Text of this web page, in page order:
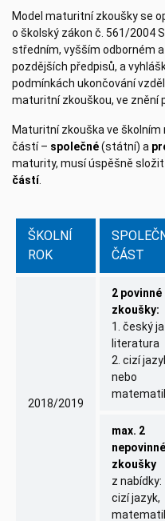
Model maturitní zkoušky se
o školský zákon č. 561/2004
středním, vyšším odborném
pozdějších předpisů, a
podmínkách ukončování
maturitní zkouškou, ve znění
Maturitní zkouška ve
částí – společné(státní) a
maturity, musí úspěšně složit
částí.
ŠKOLNÍ
ROK
ČÁST
2018/2019
2 povinné
zkoušky:
1. český
literatura
2. cizí
nebo
max. 2
nepovinné
zkoušky
z nabídky:
cizí jazyk,